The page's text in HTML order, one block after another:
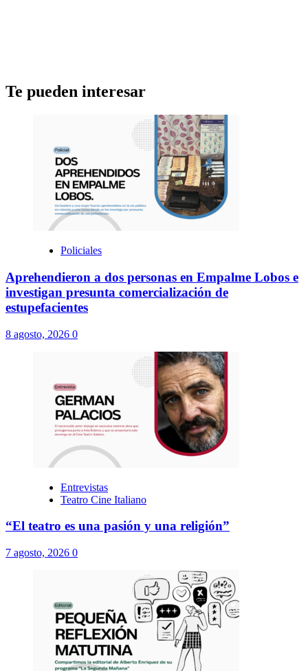
Te pueden interesar
Policiales
Aprehendieron a dos personas en Empalme Lobos e
investigan presunta comercialización de
estupefacientes
8 agosto, 2026 0
Entrevistas
Teatro Cine Italiano
“El teatro es una pasión y una religión”
7 agosto, 2026 0